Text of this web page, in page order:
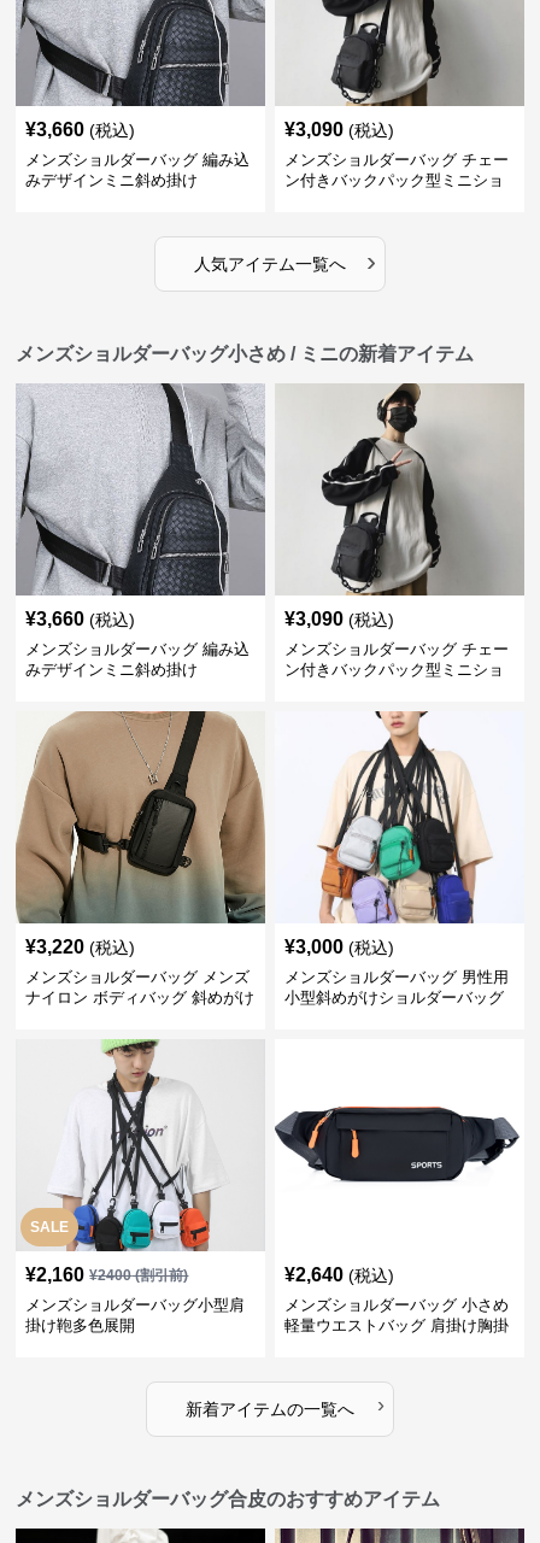
¥3,660 (税込)
メンズショルダーバッグ 編み込
みデザインミニ斜め掛け
¥3,090 (税込)
メンズショルダーバッグ チェー
ン付きバックパック型ミニショ
人気アイテム一覧へ ›
メンズショルダーバッグ小さめ / ミニの新着アイテム
¥3,660 (税込)
メンズショルダーバッグ 編み込
みデザインミニ斜め掛け
¥3,090 (税込)
メンズショルダーバッグ チェー
ン付きバックパック型ミニショ
¥3,220 (税込)
メンズショルダーバッグ メンズ
ナイロン ボディバッグ 斜めがけ
¥3,000 (税込)
メンズショルダーバッグ 男性用
小型斜めがけショルダーバッグ
SALE
¥2,160 ¥2400(割引前)
メンズショルダーバッグ小型肩
掛け鞄多色展開
¥2,640 (税込)
メンズショルダーバッグ 小さめ
軽量ウエストバッグ 肩掛け胸掛
新着アイテムの一覧へ ›
メンズショルダーバッグ合皮のおすすめアイテム